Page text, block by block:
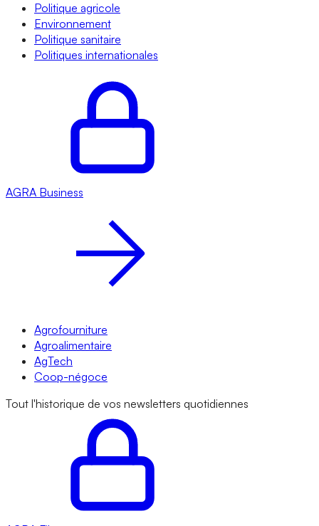
Politique agricole
Environnement
Politique sanitaire
Politiques internationales
AGRA Business
Agrofourniture
Agroalimentaire
AgTech
Coop-négoce
Tout l'historique de vos newsletters quotidiennes